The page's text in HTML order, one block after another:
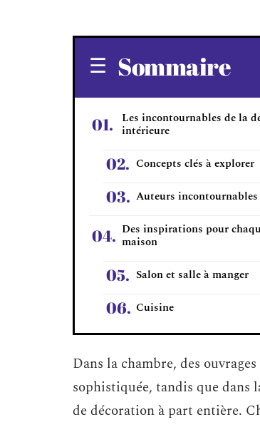
Sommaire
Les incontournables de la
intérieure
Concepts clés à explorer
Auteurs incontournables
Des inspirations pour
maison
Salon et salle à manger
Cuisine
Dans la chambre, des
sophistiquée, tandis que dans
de décoration à part entière.